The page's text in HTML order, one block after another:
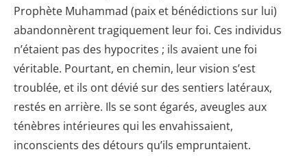
Prophète Muhammad (paix et bénédictions sur lui)
abandonnèrent tragiquement leur foi. Ces individus
n’étaient pas des hypocrites ; ils avaient une foi
véritable. Pourtant, en chemin, leur vision s’est
troublée, et ils ont dévié sur des sentiers latéraux,
restés en arrière. Ils se sont égarés, aveugles aux
ténèbres intérieures qui les envahissaient,
inconscients des détours qu’ils empruntaient.